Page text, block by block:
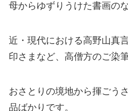
母からゆずりうけた書画の
近・現代における高野山真
印さまなど、高僧方のご染
おさとりの境地から揮ごう
品ばかりです。